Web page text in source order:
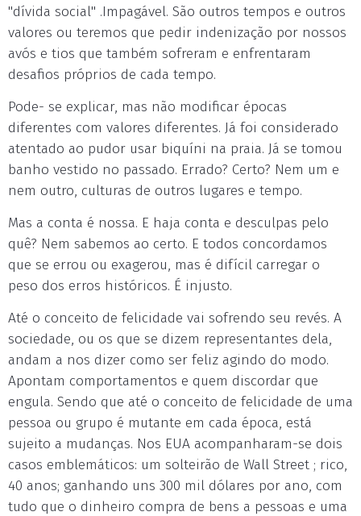
"dívida social" .Impagável. São outros tempos e outros
valores ou teremos que pedir indenização por nossos
avós e tios que também sofreram e enfrentaram
desafios próprios de cada tempo.
Pode- se explicar, mas não modificar épocas
diferentes com valores diferentes. Já foi considerado
atentado ao pudor usar biquíni na praia. Já se tomou
banho vestido no passado. Errado? Certo? Nem um e
nem outro, culturas de outros lugares e tempo.
Mas a conta é nossa. E haja conta e desculpas pelo
quê? Nem sabemos ao certo. E todos concordamos
que se errou ou exagerou, mas é difícil carregar o
peso dos erros históricos. É injusto.
Até o conceito de felicidade vai sofrendo seu revés. A
sociedade, ou os que se dizem representantes dela,
andam a nos dizer como ser feliz agindo do modo.
Apontam comportamentos e quem discordar que
engula. Sendo que até o conceito de felicidade de uma
pessoa ou grupo é mutante em cada época, está
sujeito a mudanças. Nos EUA acompanharam-se dois
casos emblemáticos: um solteirão de Wall Street ; rico,
40 anos; ganhando uns 300 mil dólares por ano, com
tudo que o dinheiro compra de bens a pessoas e uma